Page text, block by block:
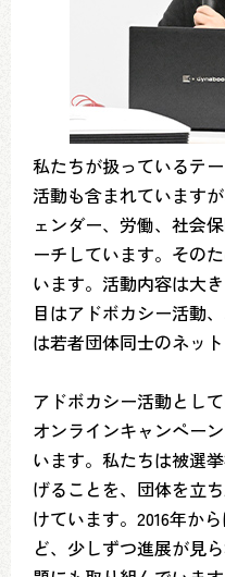
私たちが扱っているテ
活動も含まれています
ェンダー、労働、社会
ーチしています。その
います。活動内容は大
目はアドボカシー活動
は若者団体同士のネッ
アドボカシー活動とし
オンラインキャンペー
います。私たちは被選
げることを、団体を立
けています。2016年か
ど、少しずつ進展が見